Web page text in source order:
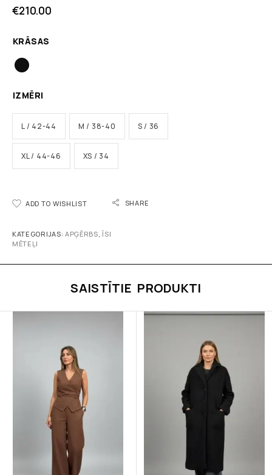
€210.00
KRĀSAS
IZMĒRI
L / 42-44 M / 38-40 S / 36
XL / 44-46 XS / 34
ADD TO WISHLIST SHARE
KATEGORIJAS: APĢĒRBS,ĪSI
MĒTEĻI
SAISTĪTIE PRODUKTI